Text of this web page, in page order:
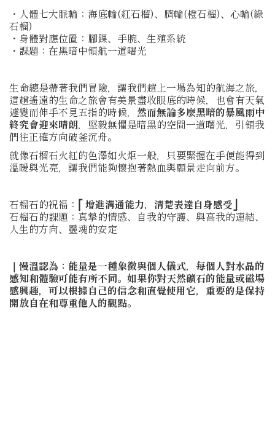
・人體七大脈輪：海底輪(紅石榴)、臍輪(橙石榴)、心輪(綠
石榴)
・身體對應位置：腳踝、手腕、生殖系統
・課題：在黑暗中領航一道曙光
生命總是帶著我們冒險，讓我們趟上一場為知的航海之旅，
這趟遙遠的生命之旅會有美景盡收眼底的時候，也會有天氣
遽變而伸手不見五指的時候， 然而無論多麼黑暗的暴風雨中
終究會迎來晴朗，堅毅無懼是暗黑的空間一道曙光，引領我
們往正確方向破釜沉舟。
就像石榴石火紅的色澤如火炬一般，只要緊握在手便能得到
溫暖與光亮，讓我們能夠懷抱著熱血與願景走向前方。
石榴石的祝福： ⎡ 增進溝通能力，清楚表達自身感受⎦
石榴石的課題：真摯的情感、自我的守護、與高我的連結、
人生的方向、靈魂的安定
｜慢溫認為：能量是一種象徵與個人儀式，每個人對水晶的
感知和體驗可能有所不同。如果你對天然礦石的能量或磁場
感興趣，可以根據自己的信念和直覺使用它，重要的是保持
開放自在和尊重他人的觀點。